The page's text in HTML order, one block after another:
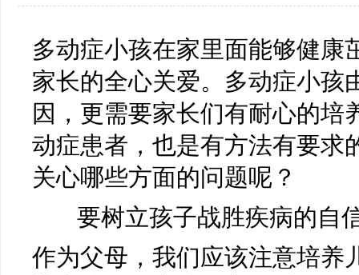
多动症小孩在家里面能够健康
家长的全心关爱。多动症小孩
因，更需要家长们有耐心的培
动症患者，也是有方法有要求
关心哪些方面的问题呢？
要树立孩子战胜疾病的自
作为父母，我们应该注意培养